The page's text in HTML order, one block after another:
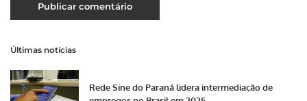
Últimas notícias
Rede Sine do Paraná lidera intermediação de